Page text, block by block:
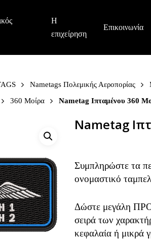
Η
επιχείρηση
Επικοινωνία
Nametags Πολεμικής Αεροπορίας
360 Μοίρα Nametag Ιπταμένου 360
Nametag
Συμπληρώστε τα
ονομαστικό
Δώστε μεγάλη
σειρά των
κεφαλαία ή μικρά